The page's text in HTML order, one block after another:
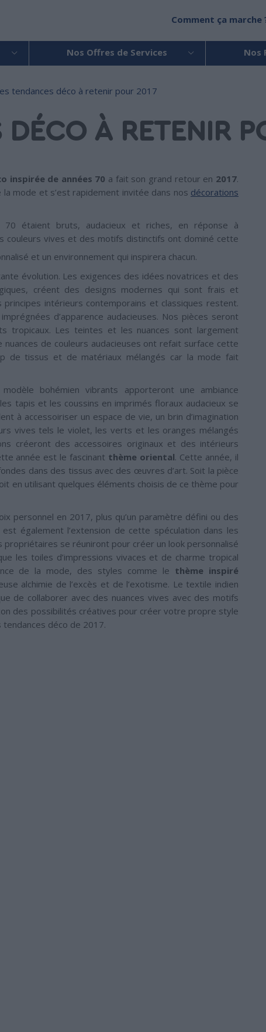
Comment ça marche
Nos Offres de Services Nos
tendances déco à retenir pour 2017
DÉCO À RETENIR
inspirée de années 70 a fait son grand retour en 2017.
mode et s’est rapidement invitée dans nos décorations
étaient bruts, audacieux et riches, en réponse à
couleurs vives et des motifs distinctifs ont dominé cette
et un environnement qui inspirera chacun.
évolution. Les exigences des idées novatrices et des
créent des designs modernes qui sont frais et
intérieurs contemporains et classiques restent.
d’apparence audacieuses. Nos pièces seront
tropicaux. Les teintes et les nuances sont largement
de couleurs audacieuses ont refait surface cette
de tissus et de matériaux mélangés car la mode fait
bohémien vibrants apporteront une ambiance
tapis et les coussins en imprimés floraux audacieux se
à accessoiriser un espace de vie, un brin d’imagination
vives tels le violet, les verts et les oranges mélangés
créeront des accessoires originaux et des intérieurs
année est le fascinant thème oriental. Cette année, il
dans des tissus avec des œuvres d’art. Soit la pièce
en utilisant quelques éléments choisis de ce thème pour
personnel en 2017, plus qu’un paramètre défini ou des
également l’extension de cette spéculation dans les
se réuniront pour créer un look personnalisé
les toiles d’impressions vivaces et de charme tropical
de la mode, des styles comme le thème inspiré
alchimie de l’excès et de l’exotisme. Le textile indien
de collaborer avec des nuances vives avec des motifs
des possibilités créatives pour créer votre propre style
déco de 2017.